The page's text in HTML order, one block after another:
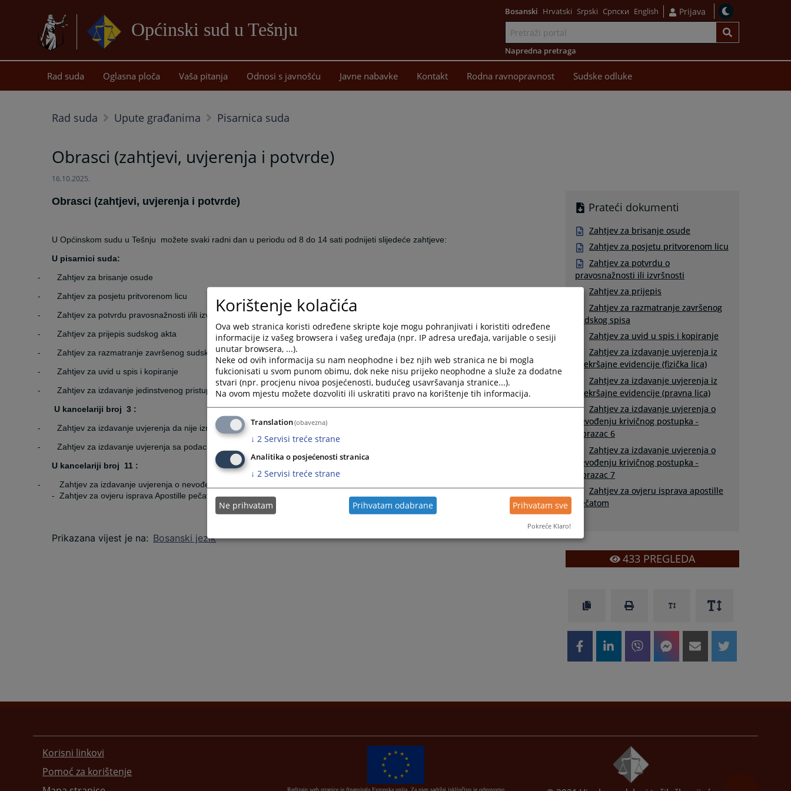
Općinski sud u Tešnju
sadržaj
Bosanski Hrvatski Srpski Српски English Prijava
Napredna pretraga
Rad suda Oglasna ploča Vaša pitanja Odnosi s javnošću Javne nabavke Kontakt Rodna ravnopravnost Sudske odluke
Rad suda Upute građanima Pisarnica suda
Obrasci (zahtjevi, uvjerenja i potvrde)
16.10.2025.
Obrasci (zahtjevi, uvjerenja i potvrde)
U Općinskom sudu u Tešnju
možete svaki radni dan u periodu od 8 do 14 sati podnijeti slijedeće zahtjeve:
U pisarnici suda:
-
Zahtjev za brisanje osude
-
Zahtjev za posjetu pritvorenom licu
-
Zahtjev za potvrdu pravosnažnosti i/ili izvršnosti
-
Zahtjev za prijepis sudskog akta
-
Zahtjev za razmatranje završenog sudskog spisa
-
Zahtjev za uvid u spis i kopiranje
-
Zahtjev za izdavanje jedinstvenog pristupnog koda (JPK)
U kancelariji broj 3 :
-
Zahtjev za izdavanje uvjerenja da nije izrečena zaštitna mjera zabrane obavljanja djelatnosti
-
Zahtjev za izdavanje uvjerenja sa podacima iz registra novčanih kazni
U kancelariji broj 11 :
-
Zahtjev za izdavanje uvjerenja o nevođenju krivičnog postupka
- Zahtjev za ovjeru isprava Apostille pečatom
Prikazana vijest je na: Bosanski jezik
Prateći dokumenti
Zahtjev za brisanje osude
Zahtjev za posjetu pritvorenom licu
Zahtjev za potvrdu o
pravosnažnosti ili izvršnosti
Zahtjev za prijepis
Zahtjev za razmatranje završenog
sudskog spisa
Zahtjev za uvid u spis i kopiranje
Zahtjev za izdavanje uvjerenja iz
prekršajne evidencije (fizička lica)
Zahtjev za izdavanje uvjerenja iz
prekršajne evidencije (pravna lica)
Zahtjev za izdavanje uvjerenja o
nevođenju krivičnog postupka -
Obrazac 6
Zahtjev za izdavanje uvjerenja o
nevođenju krivičnog postupka -
Obrazac 7
Zahtjev za ovjeru isprava apostille
pečatom
433PREGLEDA
Korisni linkovi
Pomoć za korištenje
Redizajn web stranice je finansirala Evropska unija. Za njen sadržaj isključivo je odgovorno
Korištenje kolačića
Ova web stranica koristi određene skripte koje mogu pohranjivati i koristiti određene
informacije iz vašeg browsera i vašeg uređaja (npr. IP adresa uređaja, varijable o sesiji
unutar browsera, ...).
Neke od ovih informacija su nam neophodne i bez njih web stranica ne bi mogla
fukcionisati u svom punom obimu, dok neke nisu prijeko neophodne a služe za dodatne
stvari (npr. procjenu nivoa posjećenosti, budućeg usavršavanja stranice...).
Na ovom mjestu možete dozvoliti ili uskratiti pravo na korištenje tih informacija.
Translation(obavezna)
↓ 2 Servisi treće strane
Analitika o posjećenosti stranica
↓ 2 Servisi treće strane
Ne prihvatam Prihvatam odabrane Prihvatam sve
Pokreće Klaro!